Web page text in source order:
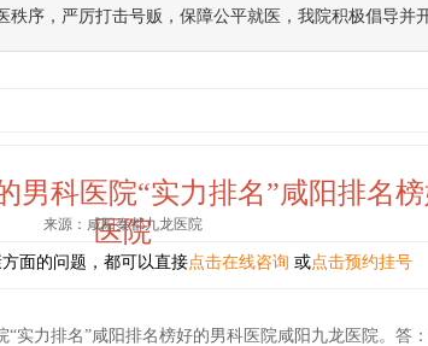
秩序，严厉打击号贩，保障公平就医，我院积极倡导并
男科医院“实力排名”咸阳排名
医院
来源：咸阳秦都九龙医院
面的问题，都可以直接点击在线咨询 或点击预约挂号
力排名”咸阳排名榜好的男科医院咸阳九龙医院。答